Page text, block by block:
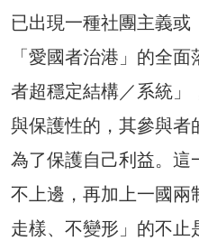
已出現一種社團主義或
「愛國者治港」的全
者超穩定結構／系統」
與保護性的，其參與者
為了保護自己利益。這
不上邊，再加上一國兩
走樣、不變形」的不止